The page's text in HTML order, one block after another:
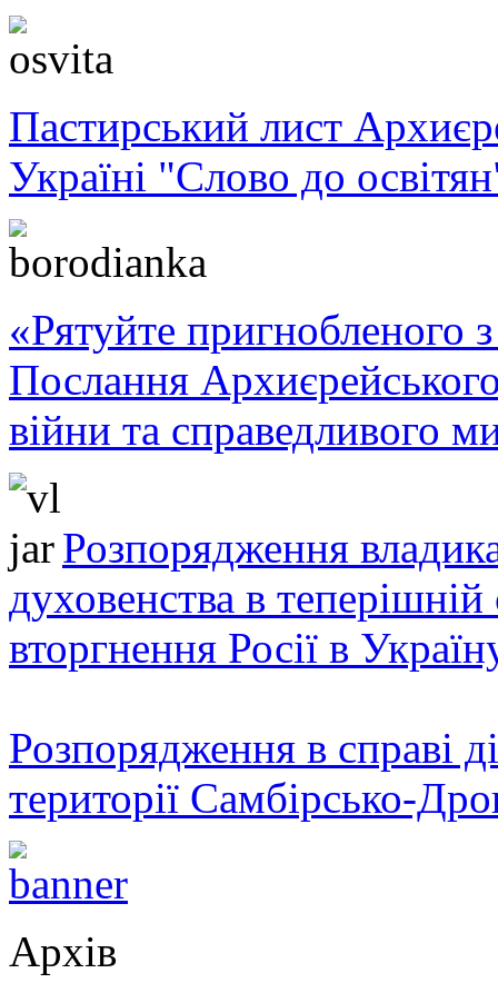
Пастирський лист
Україні "Слово до
«Рятуйте пригнобленого
Послання
війни та справедливого
Розпорядження
духовенства в теперішній
вторгнення Росії в
Розпорядження в справі
території Самбірсько-
Архів